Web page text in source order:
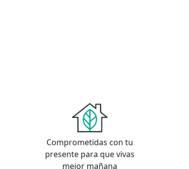
Comprometidas con tu
presente para que vivas
mejor mañana